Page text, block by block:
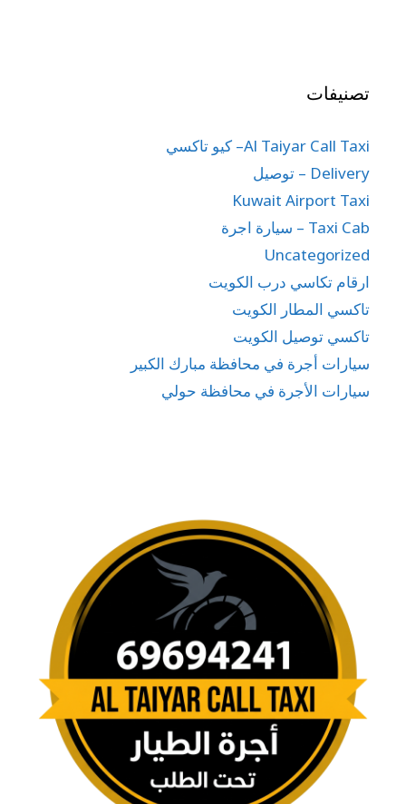
تصنيفات
Al Taiyar Call Taxi– كيو تاكسي
Delivery – توصيل
Kuwait Airport Taxi
Taxi Cab – سيارة اجرة
Uncategorized
ارقام تكاسي درب الكويت
تاكسي المطار الكويت
تاكسي توصيل الكويت
سيارات أجرة في محافظة مبارك الكبير
سيارات الأجرة في محافظة حولي